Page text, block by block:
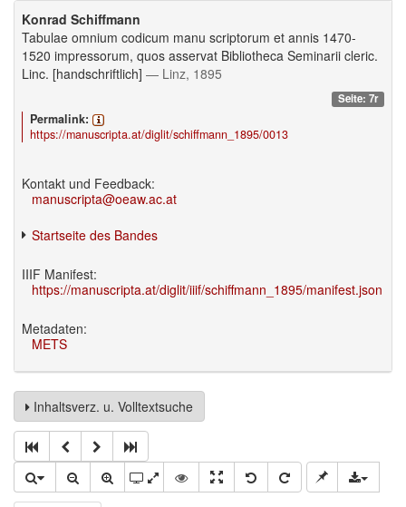
Konrad Schiffmann
Tabulae omnium codicum manu scriptorum et annis 1470-
1520 impressorum, quos asservat Bibliotheca Seminarii cleric.
Linc. [handschriftlich] — Linz, 1895
Seite: 7r
Permalink:
https://manuscripta.at/diglit/schiffmann_1895/0013
Kontakt und Feedback:
manuscripta@oeaw.ac.at
Startseite des Bandes
IIIF Manifest:
https://manuscripta.at/diglit/iiif/schiffmann_1895/manifest.json
Metadaten:
METS
Inhaltsverz. u. Volltextsuche